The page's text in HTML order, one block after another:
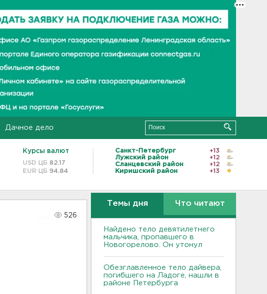
Дачное дело
Курсы валют
USD ЦБ 82.17
EUR ЦБ 94.84
Санкт-Петербург
+13
Лужский район
+12
Сланцевский район
+12
Киришский район
+13
526
Темы дня Что читают
Найдено тело девятилетнего
мальчика, пропавшего в
Новогорелово. Он утонул
Обезглавленное тело дайвера,
погибшего на Ладоге, нашли в
районе Петербурга